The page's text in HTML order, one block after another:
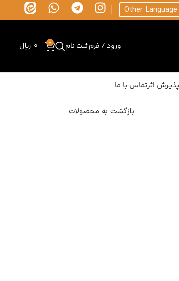
Other Language
ورود / فرم ثبت نام 0 ریال 0
پذیرش اثرتماس با ما
بازگشت به محصولات